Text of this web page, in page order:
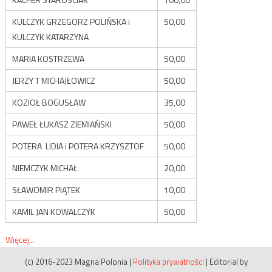
KULCZYK GRZEGORZ POLIŃSKA i
KULCZYK KATARZYNA
50,00
MARIA KOSTRZEWA
50,00
JERZY T MICHAJŁOWICZ
50,00
KOZIOŁ BOGUSŁAW
35,00
PAWEŁ ŁUKASZ ZIEMIAŃSKI
50,00
POTERA LIDIA i POTERA KRZYSZTOF
50,00
NIEMCZYK MICHAŁ
20,00
SŁAWOMIR PIĄTEK
10,00
KAMIL JAN KOWALCZYK
50,00
Więcej...
(c) 2016-2023 Magna Polonia | Polityka prywatności | Editorial by